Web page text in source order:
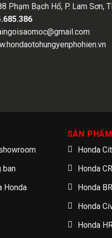
Phạm Bạch Hổ, P. Lam Sơn,
ban
Honda
SẢN PHẨM
Honda
Honda
Honda
Honda
Honda